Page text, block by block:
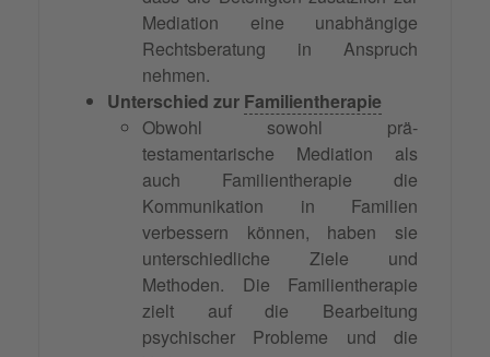
Mediation eine unabhängige
Rechtsberatung in Anspruch
nehmen.
Unterschied zur Familientherapie
Obwohl sowohl prä-
testamentarische Mediation als
auch Familientherapie die
Kommunikation in Familien
verbessern können, haben sie
unterschiedliche Ziele und
Methoden. Die Familientherapie
zielt auf die Bearbeitung
psychischer Probleme und die